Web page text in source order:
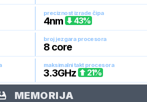
preciznost izrade čipa
4nm 43%
broj jezgara procesora
8 core
maksimalni takt procesora
3.3GHz 21%
MEMORIJA